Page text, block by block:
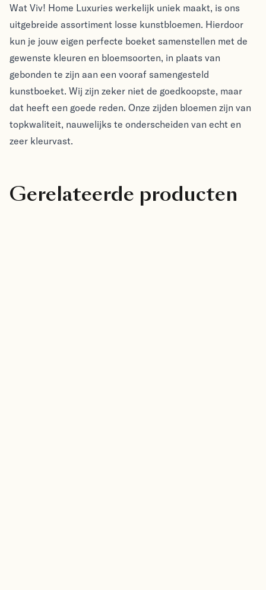
Wat Viv! Home Luxuries werkelijk uniek maakt, is ons
uitgebreide assortiment losse kunstbloemen. Hierdoor
kun je jouw eigen perfecte boeket samenstellen met de
gewenste kleuren en bloemsoorten, in plaats van
gebonden te zijn aan een vooraf samengesteld
kunstboeket. Wij zijn zeker niet de goedkoopste, maar
dat heeft een goede reden. Onze zijden bloemen zijn van
topkwaliteit, nauwelijks te onderscheiden van echt en
zeer kleurvast.
Gerelateerde producten